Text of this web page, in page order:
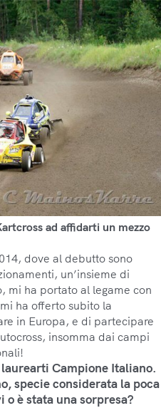
ad affidarti un mezzo
dove al debutto sono
un’insieme di
mi ha portato al legame con
ha offerto subito la
in Europa, e di partecipare
insomma dai campi
Campione Italiano.
specie considerata la poca
o è stata una sorpresa?